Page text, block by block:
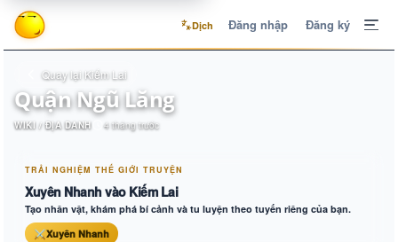
Dịch Đăng nhập Đăng ký
Quay lại Kiếm Lai
Quận Ngũ Lăng
WIKI / ĐỊA DANH 4 tháng trước
TRẢI NGHIỆM THẾ GIỚI TRUYỆN
Xuyên Nhanh vào Kiếm Lai
Tạo nhân vật, khám phá bí cảnh và tu luyện theo tuyến riêng của bạn.
⚔Xuyên Nhanh